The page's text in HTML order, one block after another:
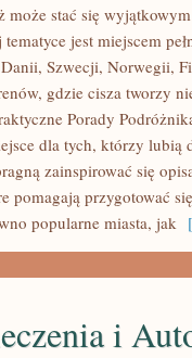
może stać się
jest miejscem
Szwecji, Norwegii,
gdzie cisza tworzy
Porady
dla tych, którzy lubią
zainspirować się
pomagają przygotować
popularne miasta, jak
i